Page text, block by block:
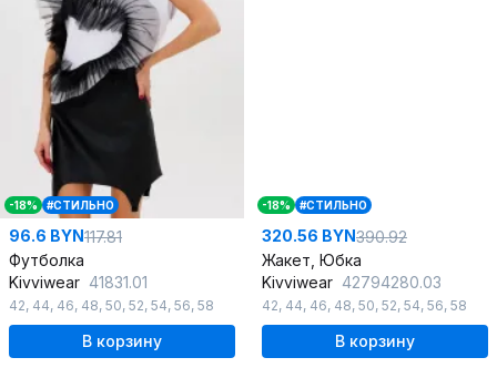
-18% #СТИЛЬНО
96.6 BYN117.81
Футболка
Kivviwear 41831.01
42, 44, 46, 48, 50, 52, 54, 56, 58
В корзину
-18% #СТИЛЬНО
320.56 BYN390.92
Жакет, Юбка
Kivviwear 42794280.03
42, 44, 46, 48, 50, 52, 54, 56, 58
В корзину